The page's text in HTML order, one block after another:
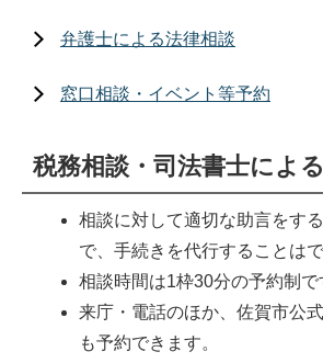
弁護士による法律相談
窓口相談・イベント等予約
税務相談・司法書士によ
相談に対して適切な助言をす
で、手続きを代行することはで
相談時間は1枠30分の予約制で
来庁・電話のほか、佐賀市公
も予約できます。